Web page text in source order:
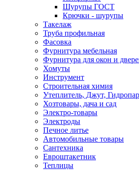
Шурупы ГОСТ
Крючки - шурупы
Такелаж
Труба профильная
Фасовка
Фурнитура мебельная
Фурнитура для окон и
Хомуты
Инструмент
Строительная химия
Утеплитель, Джут,
Хозтовары, дача и сад
Электро-товары
Электроды
Печное литье
Автомобильные товары
Сантехника
Евроштакетник
Теплицы